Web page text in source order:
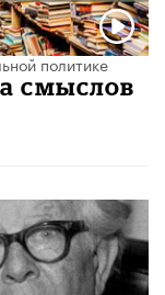
политике
смыслов